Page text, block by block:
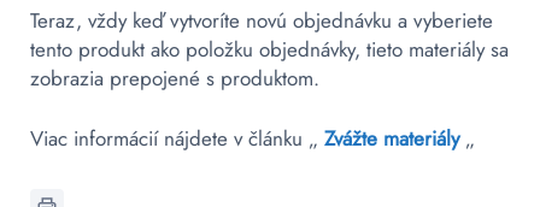
Teraz, vždy keď vytvoríte novú objednávku a vyberiete
tento produkt ako položku objednávky, tieto materiály sa
zobrazia prepojené s produktom.
Viac informácií nájdete v článku „ Zvážte materiály „